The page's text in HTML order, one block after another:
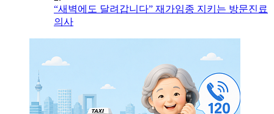
“새벽에도 달려갑니다” 재가임종 지키는 방문진료
의사